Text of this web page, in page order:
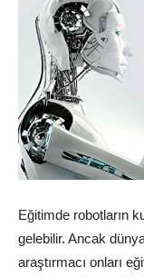
Eğitimde robotların
gelebilir. Ancak
araştırmacı onları